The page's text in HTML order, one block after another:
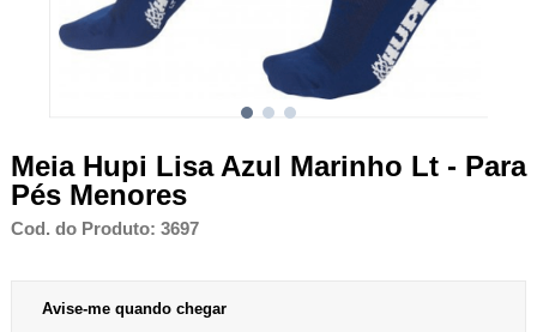
Meia Hupi Lisa Azul Marinho Lt - Para
Pés Menores
Cod. do Produto: 3697
Avise-me quando chegar